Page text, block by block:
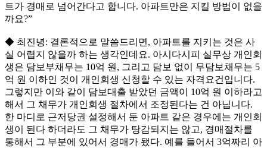
트가 경매로 넘어간다고 합니다. 아파트만은 지킬 방법이 없을
까요?”
◆ 최진녕: 결론적으로 말씀드리면, 아파트를 지키는 것은 사
실 어렵지 않을까 하는 생각인데요. 아시다시피 실무상 개인회
생은 담보부채무는 10억 원, 그리고 담보 없이 무담보채무는 5
억 원 이하인 것이 개인회생 신청할 수 있는 자격요건입니다.
그렇지만 이와 같이 담보대출 받았던 금액이 10억 원 이하라고
해서 그 채무가 개인회생 절차에서 조정된다는 건 아닙니다.
한 마디로 근저당권 설정해서 둔 아파트 같은 경우에는 개인회
생이 된다 하더라도 그 채무가 탕감되지는 않고, 경매절차를
통해서 그 부분에 있어서 경매가 됐다. 예를 들어서 3억짜리 아